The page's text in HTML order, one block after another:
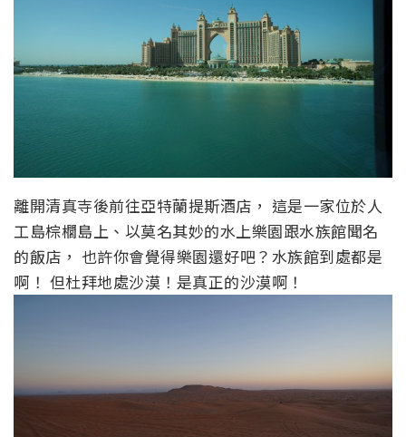
離開清真寺後前往亞特蘭提斯酒店， 這是一家位於人
工島棕櫚島上、以莫名其妙的水上樂園跟水族館聞名
的飯店， 也許你會覺得樂園還好吧？水族館到處都是
啊！ 但杜拜地處沙漠！是真正的沙漠啊！